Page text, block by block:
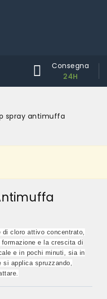
Consegna
24H
spray antimuffa
di cloro attivo concentrato,
e la crescita di
e in pochi minuti, sia in
si applica spruzzando,